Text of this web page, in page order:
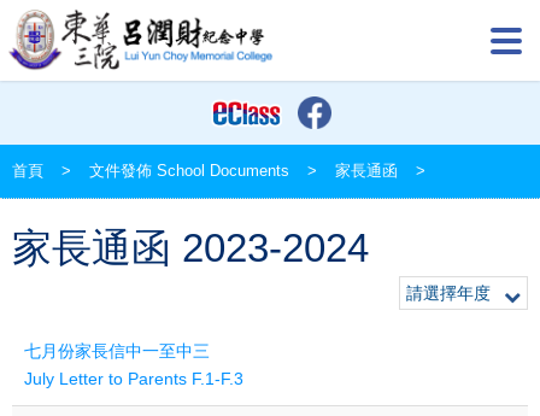
首頁 > 文件發佈 School Documents > 家長通函 >
家長通函 2023-2024
請選擇年度
七月份家長信中一至中三
July Letter to Parents F.1-F.3